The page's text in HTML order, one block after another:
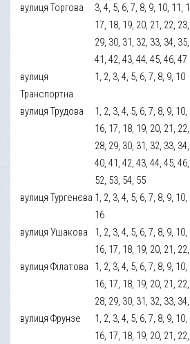
вулиця Торгова
3, 4, 5, 6, 7, 8, 9, 10, 11,
17, 18, 19, 20, 21, 22,
29, 30, 31, 32, 33, 34,
41, 42, 43, 44, 45, 46, 47
вулиця
Транспортна
1, 2, 3, 4, 5, 6, 7, 8, 9, 10
вулиця Трудова
1, 2, 3, 4, 5, 6, 7, 8, 9,
16, 17, 18, 19, 20, 21,
28, 29, 30, 31, 32, 33,
40, 41, 42, 43, 44, 45,
52, 53, 54, 55
вулиця Тургенєва 1, 2, 3, 4, 5, 6, 7, 8, 9,
16
вулиця Ушакова
1, 2, 3, 4, 5, 6, 7, 8, 9,
16, 17, 18, 19, 20, 21,
вулиця Філатова
1, 2, 3, 4, 5, 6, 7, 8, 9,
16, 17, 18, 19, 20, 21,
28, 29, 30, 31, 32, 33,
вулиця Фрунзе
1, 2, 3, 4, 5, 6, 7, 8, 9,
16, 17, 18, 19, 20, 21,